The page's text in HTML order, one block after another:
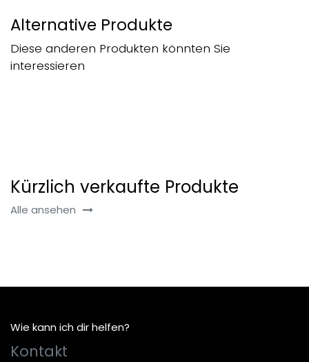
Alternative Produkte
Diese anderen Produkten könnten Sie
interessieren
Kürzlich verkaufte Produkte
Alle ansehen
Wie kann ich dir helfen?
Kontakt